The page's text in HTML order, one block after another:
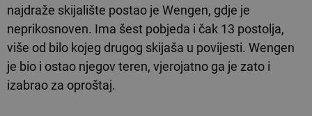
najdraže skijalište postao je Wengen, gdje je
neprikosnoven. Ima šest pobjeda i čak 13 postolja,
više od bilo kojeg drugog skijaša u povijesti. Wengen
je bio i ostao njegov teren, vjerojatno ga je zato i
izabrao za oproštaj.